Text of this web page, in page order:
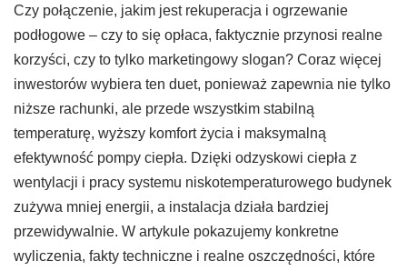
Czy połączenie, jakim jest rekuperacja i ogrzewanie
podłogowe – czy to się opłaca, faktycznie przynosi realne
korzyści, czy to tylko marketingowy slogan? Coraz więcej
inwestorów wybiera ten duet, ponieważ zapewnia nie tylko
niższe rachunki, ale przede wszystkim stabilną
temperaturę, wyższy komfort życia i maksymalną
efektywność pompy ciepła. Dzięki odzyskowi ciepła z
wentylacji i pracy systemu niskotemperaturowego budynek
zużywa mniej energii, a instalacja działa bardziej
przewidywalnie. W artykule pokazujemy konkretne
wyliczenia, fakty techniczne i realne oszczędności, które